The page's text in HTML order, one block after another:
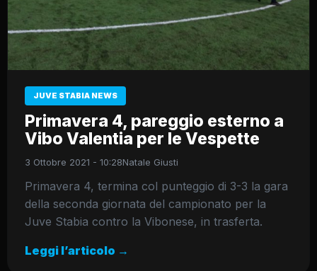
JUVE STABIA NEWS
Primavera 4, pareggio esterno a
Vibo Valentia per le Vespette
3 Ottobre 2021 - 10:28Natale Giusti
Primavera 4, termina col punteggio di 3-3 la gara
della seconda giornata del campionato per la
Juve Stabia contro la Vibonese, in trasferta.
Leggi l’articolo →